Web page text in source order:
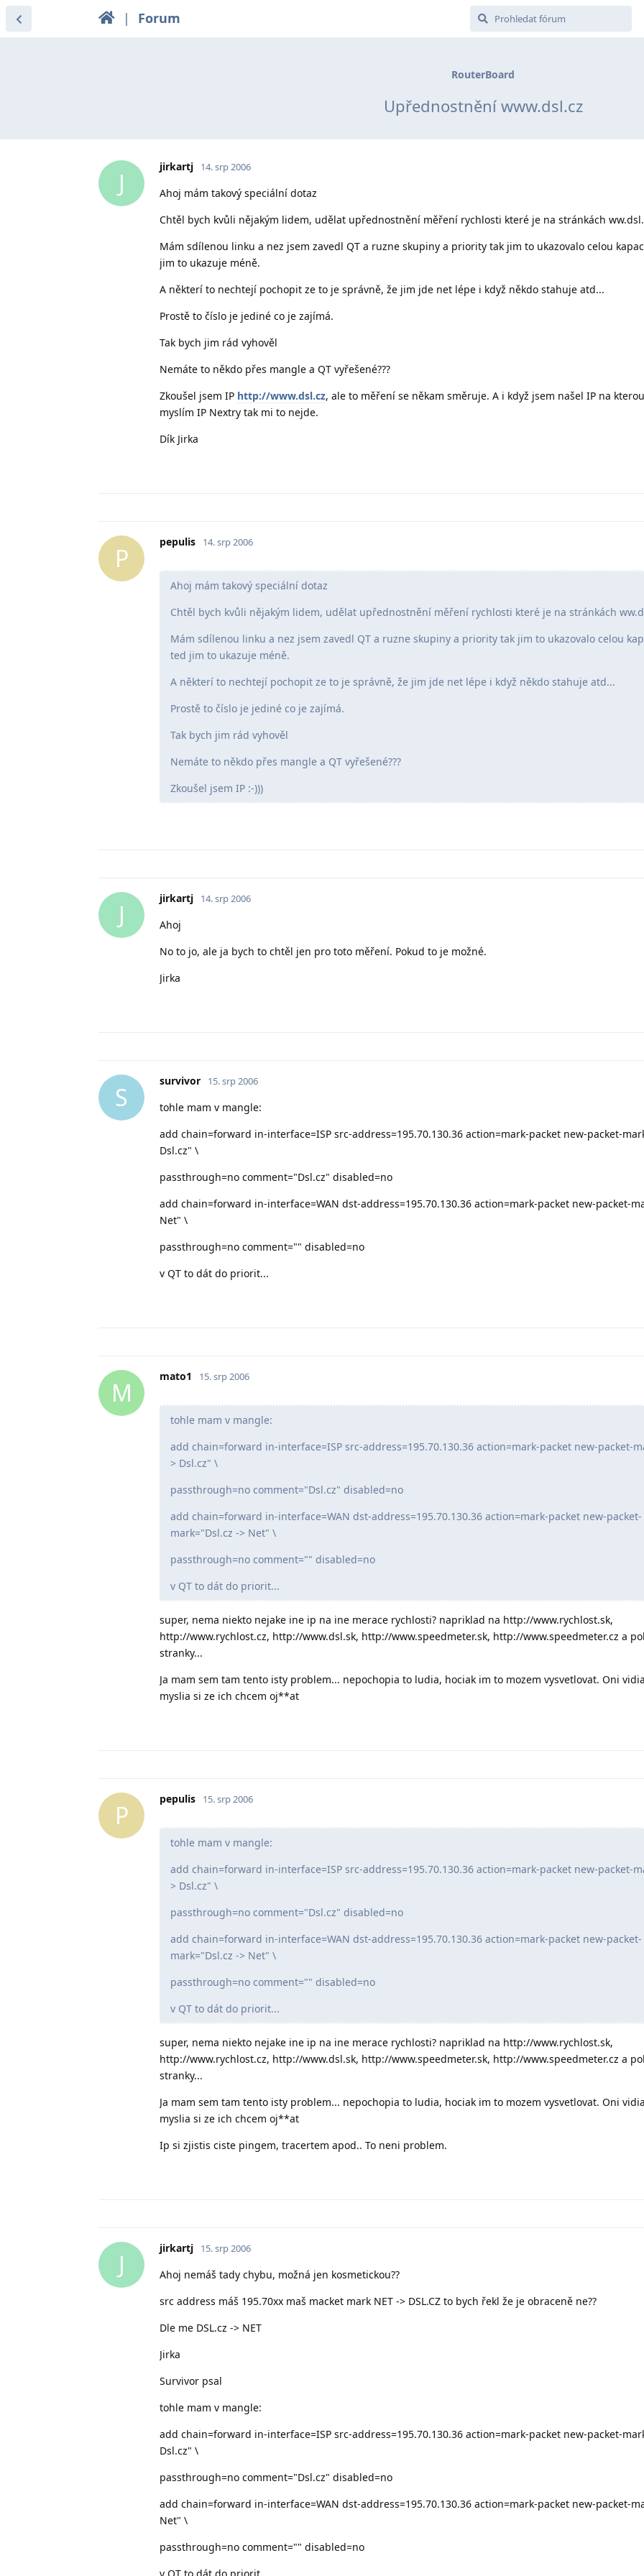
| Forum
RouterBoard
Upřednostnění www.dsl.cz
J
jirkartj 14. srp 2006
Ahoj mám takový speciální dotaz
Chtěl bych kvůli nějakým lidem, udělat upřednostnění měření rychlosti které je na stránkách
Mám sdílenou linku a nez jsem zavedl QT a ruzne skupiny a priority tak jim to ukazovalo celou
jim to ukazuje méně.
A některí to nechtejí pochopit ze to je správně, že jim jde net lépe i když někdo stahuje atd...
Prostě to číslo je jediné co je zajímá.
Tak bych jim rád vyhověl
Nemáte to někdo přes mangle a QT vyřešené???
Zkoušel jsem IP http://www.dsl.cz, ale to měření se někam směruje. A i když jsem našel IP na
myslím IP Nextry tak mi to nejde.
Dík Jirka
P
pepulis 14. srp 2006
Ahoj mám takový speciální dotaz
Chtěl bych kvůli nějakým lidem, udělat upřednostnění měření rychlosti které je na stránkách
Mám sdílenou linku a nez jsem zavedl QT a ruzne skupiny a priority tak jim to ukazovalo celou
ted jim to ukazuje méně.
A některí to nechtejí pochopit ze to je správně, že jim jde net lépe i když někdo stahuje atd...
Prostě to číslo je jediné co je zajímá.
Tak bych jim rád vyhověl
Nemáte to někdo přes mangle a QT vyřešené???
Zkoušel jsem IP :-)))
J
jirkartj 14. srp 2006
Ahoj
No to jo, ale ja bych to chtěl jen pro toto měření. Pokud to je možné.
Jirka
S
survivor 15. srp 2006
tohle mam v mangle:
add chain=forward in-interface=ISP src-address=195.70.130.36 action=mark-packet new-packet-
Dsl.cz" \
passthrough=no comment="Dsl.cz" disabled=no
add chain=forward in-interface=WAN dst-address=195.70.130.36 action=mark-packet new-packet-
Net" \
passthrough=no comment="" disabled=no
v QT to dát do priorit...
M
mato1 15. srp 2006
tohle mam v mangle:
add chain=forward in-interface=ISP src-address=195.70.130.36 action=mark-packet new-packet-
> Dsl.cz" \
passthrough=no comment="Dsl.cz" disabled=no
add chain=forward in-interface=WAN dst-address=195.70.130.36 action=mark-packet new-packet-
mark="Dsl.cz -> Net" \
passthrough=no comment="" disabled=no
v QT to dát do priorit...
super, nema niekto nejake ine ip na ine merace rychlosti? napriklad na http://www.rychlost.sk,
http://www.rychlost.cz, http://www.dsl.sk, http://www.speedmeter.sk, http://www.speedmeter.cz a
stranky...
Ja mam sem tam tento isty problem... nepochopia to ludia, hociak im to mozem vysvetlovat. Oni
myslia si ze ich chcem oj**at
P
pepulis 15. srp 2006
tohle mam v mangle:
add chain=forward in-interface=ISP src-address=195.70.130.36 action=mark-packet new-packet-
> Dsl.cz" \
passthrough=no comment="Dsl.cz" disabled=no
add chain=forward in-interface=WAN dst-address=195.70.130.36 action=mark-packet new-packet-
mark="Dsl.cz -> Net" \
passthrough=no comment="" disabled=no
v QT to dát do priorit...
super, nema niekto nejake ine ip na ine merace rychlosti? napriklad na http://www.rychlost.sk,
http://www.rychlost.cz, http://www.dsl.sk, http://www.speedmeter.sk, http://www.speedmeter.cz a
stranky...
Ja mam sem tam tento isty problem... nepochopia to ludia, hociak im to mozem vysvetlovat. Oni
myslia si ze ich chcem oj**at
Ip si zjistis ciste pingem, tracertem apod.. To neni problem.
J
jirkartj 15. srp 2006
Ahoj nemáš tady chybu, možná jen kosmetickou??
src address máš 195.70xx maš macket mark NET -> DSL.CZ to bych řekl že je obraceně ne??
Dle me DSL.cz -> NET
Jirka
Survivor psal
tohle mam v mangle:
add chain=forward in-interface=ISP src-address=195.70.130.36 action=mark-packet new-packet-
Dsl.cz" \
passthrough=no comment="Dsl.cz" disabled=no
add chain=forward in-interface=WAN dst-address=195.70.130.36 action=mark-packet new-packet-
Net" \
passthrough=no comment="" disabled=no